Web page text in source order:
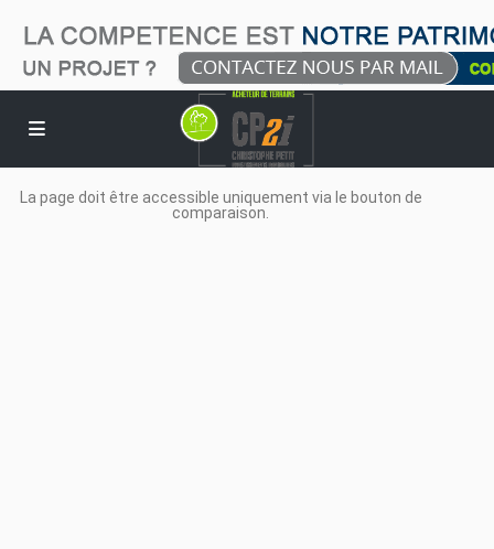
La page doit être accessible uniquement via le bouton de
comparaison.